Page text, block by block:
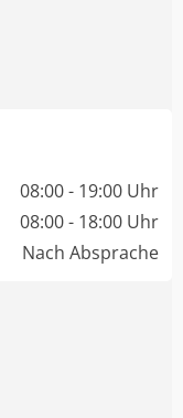
08:00 - 19:00 Uhr
08:00 - 18:00 Uhr
Nach Absprache